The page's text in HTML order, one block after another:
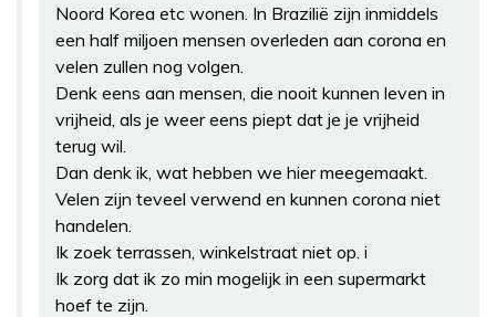
Noord Korea etc wonen. In Brazilië zijn inmiddels
een half miljoen mensen overleden aan corona en
velen zullen nog volgen.
Denk eens aan mensen, die nooit kunnen leven in
vrijheid, als je weer eens piept dat je je vrijheid
terug wil.
Dan denk ik, wat hebben we hier meegemaakt.
Velen zijn teveel verwend en kunnen corona niet
handelen.
Ik zoek terrassen, winkelstraat niet op. i
Ik zorg dat ik zo min mogelijk in een supermarkt
hoef te zijn.